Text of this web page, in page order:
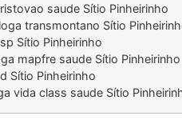
saude Sítio Pinheirinho
transmontano Sítio
Sítio Pinheirinho
mapfre saude Sítio Pinheirinho
Sítio Pinheirinho
vida class saude Sítio